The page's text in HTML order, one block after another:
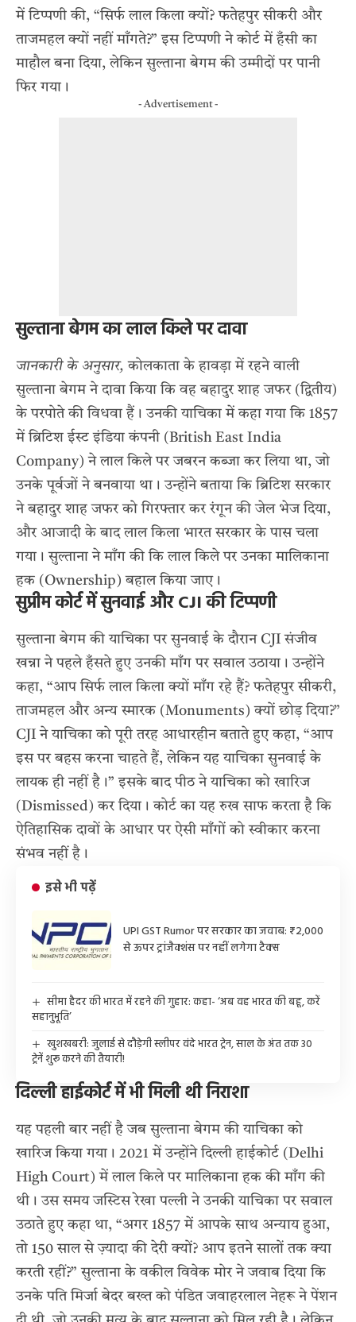
में टिप्पणी की, “सिर्फ लाल किला क्यों? फतेहपुर सीकरी और
ताजमहल क्यों नहीं माँगते?” इस टिप्पणी ने कोर्ट में हँसी का
माहौल बना दिया, लेकिन सुल्ताना बेगम की उम्मीदों पर पानी
फिर गया।
- Advertisement -
सुल्ताना बेगम का लाल किले पर दावा
जानकारी के अनुसार, कोलकाता के हावड़ा में रहने वाली
सुल्ताना बेगम ने दावा किया कि वह बहादुर शाह जफर (द्वितीय)
के परपोते की विधवा हैं। उनकी याचिका में कहा गया कि 1857
में ब्रिटिश ईस्ट इंडिया कंपनी (British East India
Company) ने लाल किले पर जबरन कब्जा कर लिया था, जो
उनके पूर्वजों ने बनवाया था। उन्होंने बताया कि ब्रिटिश सरकार
ने बहादुर शाह जफर को गिरफ्तार कर रंगून की जेल भेज दिया,
और आजादी के बाद लाल किला भारत सरकार के पास चला
गया। सुल्ताना ने माँग की कि लाल किले पर उनका मालिकाना
हक (Ownership) बहाल किया जाए।
सुप्रीम कोर्ट में सुनवाई और CJI की टिप्पणी
सुल्ताना बेगम की याचिका पर सुनवाई के दौरान CJI संजीव
खन्ना ने पहले हँसते हुए उनकी माँग पर सवाल उठाया। उन्होंने
कहा, “आप सिर्फ लाल किला क्यों माँग रहे हैं? फतेहपुर सीकरी,
ताजमहल और अन्य स्मारक (Monuments) क्यों छोड़ दिया?”
CJI ने याचिका को पूरी तरह आधारहीन बताते हुए कहा, “आप
इस पर बहस करना चाहते हैं, लेकिन यह याचिका सुनवाई के
लायक ही नहीं है।” इसके बाद पीठ ने याचिका को खारिज
(Dismissed) कर दिया। कोर्ट का यह रुख साफ करता है कि
ऐतिहासिक दावों के आधार पर ऐसी माँगों को स्वीकार करना
संभव नहीं है।
इसे भी पढ़ें
UPI GST Rumor पर सरकार का जवाब: ₹2,000
से ऊपर ट्रांजैक्शंस पर नहीं लगेगा टैक्स
सीमा हैदर की भारत में रहने की गुहार: कहा- ‘अब वह भारत की बहू, करें
सहानुभूति’
खुशखबरी: जुलाई से दौड़ेगी स्लीपर वंदे भारत ट्रेन, साल के अंत तक 30
ट्रेनें शुरू करने की तैयारी!
दिल्ली हाईकोर्ट में भी मिली थी निराशा
यह पहली बार नहीं है जब सुल्ताना बेगम की याचिका को
खारिज किया गया। 2021 में उन्होंने दिल्ली हाईकोर्ट (Delhi
High Court) में लाल किले पर मालिकाना हक की माँग की
थी। उस समय जस्टिस रेखा पल्ली ने उनकी याचिका पर सवाल
उठाते हुए कहा था, “अगर 1857 में आपके साथ अन्याय हुआ,
तो 150 साल से ज़्यादा की देरी क्यों? आप इतने सालों तक क्या
करती रहीं?” सुल्ताना के वकील विवेक मोर ने जवाब दिया कि
उनके पति मिर्जा बेदर बख्त को पंडित जवाहरलाल नेहरू ने पेंशन